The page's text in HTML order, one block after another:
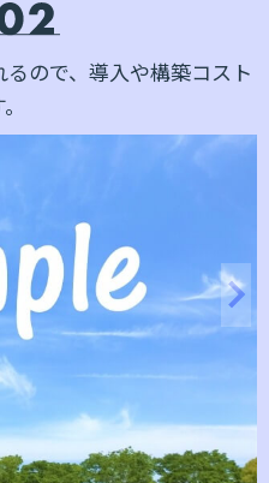
ので、導入や構築コスト